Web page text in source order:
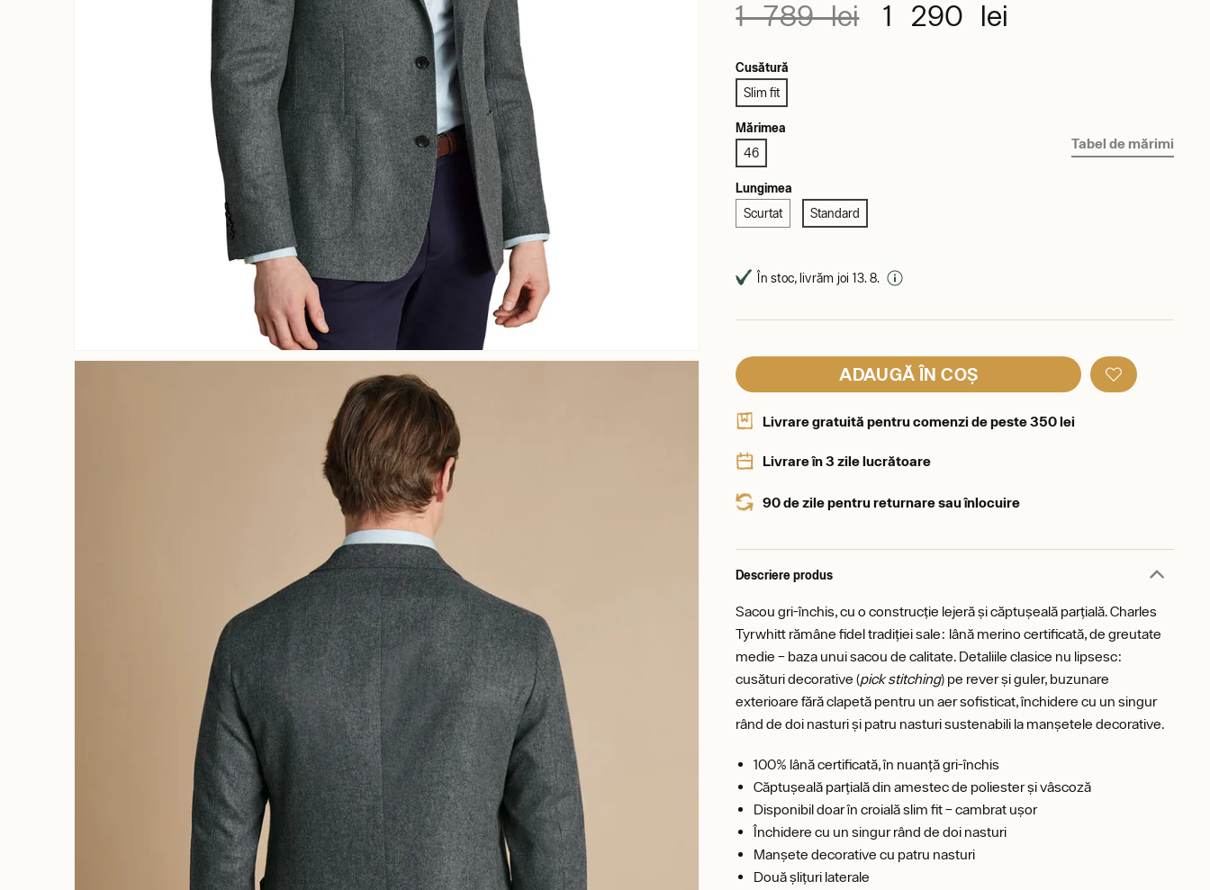
1 789 lei 1 290 lei
Cusătură
Slim fit
Mărimea
46
Lungimea
Scurtat Standard
Tabel de mărimi
În stoc, livrăm joi 13. 8.
ADAUGĂ ÎN COȘ
Livrare gratuită pentru comenzi de peste 350 lei
Livrare în 3 zile lucrătoare
90 de zile pentru returnare sau înlocuire
Descriere produs
Sacou gri-închis, cu o construcție lejeră și căptușeală parțială. Charles
Tyrwhitt rămâne fidel tradiției sale: lână merino certificată, de greutate
medie – baza unui sacou de calitate. Detaliile clasice nu lipsesc:
cusături decorative (pick stitching) pe rever și guler, buzunare
exterioare fără clapetă pentru un aer sofisticat, închidere cu un singur
rând de doi nasturi și patru nasturi sustenabili la manșetele decorative.
100% lână certificată, în nuanță gri-închis
Căptușeală parțială din amestec de poliester și vâscoză
Disponibil doar în croială slim fit – cambrat ușor
Închidere cu un singur rând de doi nasturi
Manșete decorative cu patru nasturi
Două șlițuri laterale